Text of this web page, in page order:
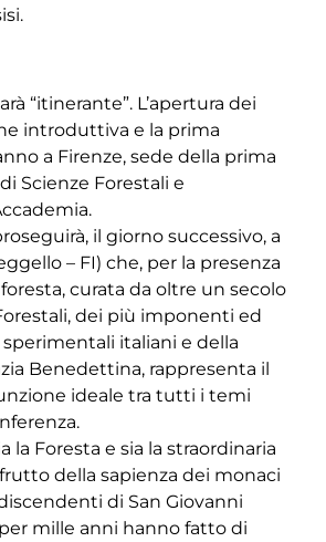
“itinerante”. L’apertura dei
introduttiva e la prima
a Firenze, sede della prima
Scienze Forestali e
il giorno successivo, a
– FI) che, per la presenza
curata da oltre un secolo
dei più imponenti ed
italiani e della
Benedettina, rappresenta il
ideale tra tutti i temi
la Foresta e sia la straordinaria
della sapienza dei monaci
di San Giovanni
mille anni hanno fatto di